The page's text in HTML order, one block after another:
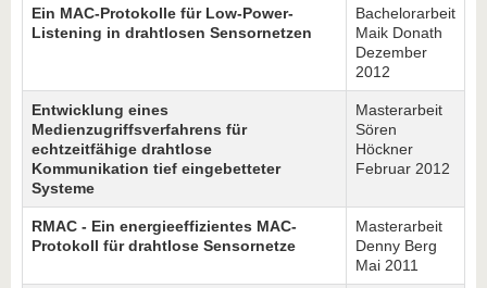
Ein MAC-Protokolle für Low-Power-
Listening in drahtlosen Sensornetzen
Bachelorarbeit
Maik Donath
Dezember
2012
Entwicklung eines
Medienzugriffsverfahrens für
echtzeitfähige drahtlose
Kommunikation tief eingebetteter
Systeme
Masterarbeit
Sören
Höckner
Februar 2012
RMAC - Ein energieeffizientes MAC-
Protokoll für drahtlose Sensornetze
Masterarbeit
Denny Berg
Mai 2011